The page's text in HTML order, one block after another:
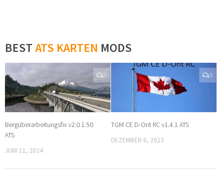
BESTATS KARTEN MODS
0
Bergüberarbeitungsfix v2.0 1.50
ATS
JUNI 11, 2024
0
TGM CE D-Ont RC v1.4.1 ATS
DEZEMBER 8, 2023